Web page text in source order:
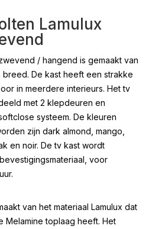
Lamulux
/ hangend is gemaakt van
breed. De kast heeft een strakke
in meerdere interieurs. Het tv
met 2 klepdeuren en
systeem. De kleuren
zijn dark almond, mango,
en noir. De tv kast wordt
voor
van het materiaal Lamulux dat
Melamine toplaag heeft. Het